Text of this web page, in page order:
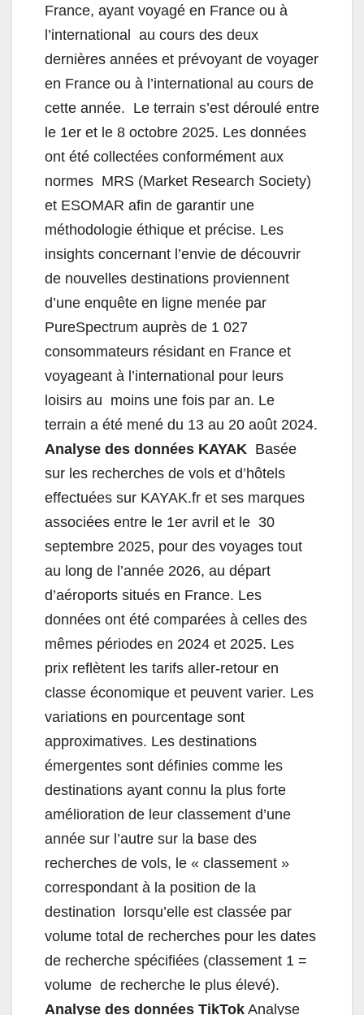
France, ayant voyagé en France ou à
l’international au cours des deux
dernières années et prévoyant de voyager
en France ou à l’international au cours de
cette année. Le terrain s’est déroulé entre
le 1er et le 8 octobre 2025. Les données
ont été collectées conformément aux
normes MRS (Market Research Society)
et ESOMAR afin de garantir une
méthodologie éthique et précise. Les
insights concernant l’envie de découvrir
de nouvelles destinations proviennent
d’une enquête en ligne menée par
PureSpectrum auprès de 1 027
consommateurs résidant en France et
voyageant à l’international pour leurs
loisirs au moins une fois par an. Le
terrain a été mené du 13 au 20 août 2024.
Analyse des données KAYAK Basée
sur les recherches de vols et d’hôtels
effectuées sur KAYAK.fr et ses marques
associées entre le 1er avril et le 30
septembre 2025, pour des voyages tout
au long de l’année 2026, au départ
d’aéroports situés en France. Les
données ont été comparées à celles des
mêmes périodes en 2024 et 2025. Les
prix reflètent les tarifs aller-retour en
classe économique et peuvent varier. Les
variations en pourcentage sont
approximatives. Les destinations
émergentes sont définies comme les
destinations ayant connu la plus forte
amélioration de leur classement d’une
année sur l’autre sur la base des
recherches de vols, le « classement »
correspondant à la position de la
destination lorsqu’elle est classée par
volume total de recherches pour les dates
de recherche spécifiées (classement 1 =
volume de recherche le plus élevé).
Analyse des données TikTok Analyse